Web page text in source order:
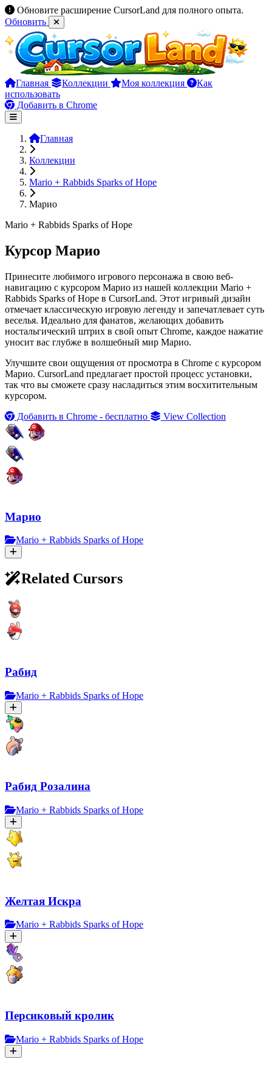
Обновите расширение CursorLand для полного опыта.
Обновить
Главная Коллекции Моя коллекция
Как
использовать
Добавить в Chrome
Главная
Коллекции
Mario + Rabbids Sparks of Hope
Марио
Mario + Rabbids Sparks of Hope
Курсор Марио
Принесите любимого игрового персонажа в свою веб-
навигацию с курсором Марио из нашей коллекции Mario +
Rabbids Sparks of Hope в CursorLand. Этот игривый дизайн
отмечает классическую игровую легенду и запечатлевает суть
веселья. Идеально для фанатов, желающих добавить
ностальгический штрих в свой опыт Chrome, каждое нажатие
уносит вас глубже в волшебный мир Марио.
Улучшите свои ощущения от просмотра в Chrome с курсором
Марио. CursorLand предлагает простой процесс установки,
так что вы сможете сразу насладиться этим восхитительным
курсором.
Добавить в Chrome - бесплатно
View Collection
Марио
Mario + Rabbids Sparks of Hope
Related Cursors
Рабид
Mario + Rabbids Sparks of Hope
Рабид Розалина
Mario + Rabbids Sparks of Hope
Желтая Искра
Mario + Rabbids Sparks of Hope
Персиковый кролик
Mario + Rabbids Sparks of Hope